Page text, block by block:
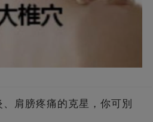
肩膀疼痛的克星，你可別